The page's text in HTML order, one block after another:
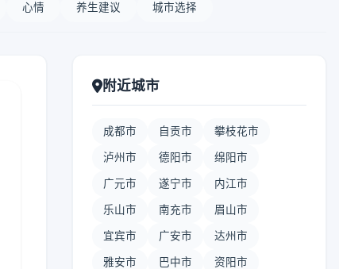
心情 养生建议 城市选择
附近城市
成都市 自贡市 攀枝花市
泸州市 德阳市 绵阳市
广元市 遂宁市 内江市
乐山市 南充市 眉山市
宜宾市 广安市 达州市
雅安市 巴中市 资阳市